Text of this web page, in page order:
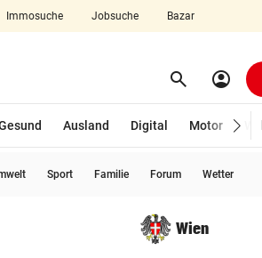
Immosuche Jobsuche Bazar
search Suchen
account_circle
Ausland Digital Motor
Sport Familie Forum Wetter
Wien